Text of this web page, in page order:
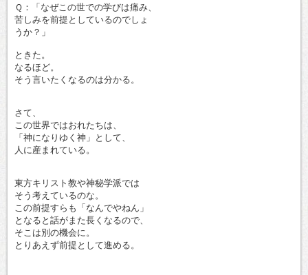
Ｑ：「なぜこの世での学びは痛み、
苦しみを前提としているのでしょ
うか？」
ときた。
なるほど。
そう言いたくなるのは分かる。
さて、
この世界ではおれたちは、
「神になりゆく神」として、
人に産まれている。
東方キリスト教や神秘学派では
そう考えているのな。
この前提すらも「なんでやねん」
となると話がまた長くなるので、
そこは別の機会に。
とりあえず前提として進める。